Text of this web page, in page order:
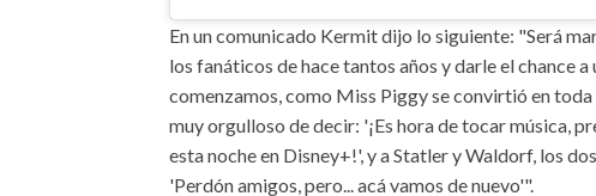
En un comunicado Kermit dijo lo siguiente: "Será
los fanáticos de hace tantos años y darle el chance
comenzamos, como Miss Piggy se convirtió en
muy orgulloso de decir: '¡Es hora de tocar música,
esta noche en Disney+!', y a Statler y Waldorf, los
'Perdón amigos, pero... acá vamos de nuevo'".